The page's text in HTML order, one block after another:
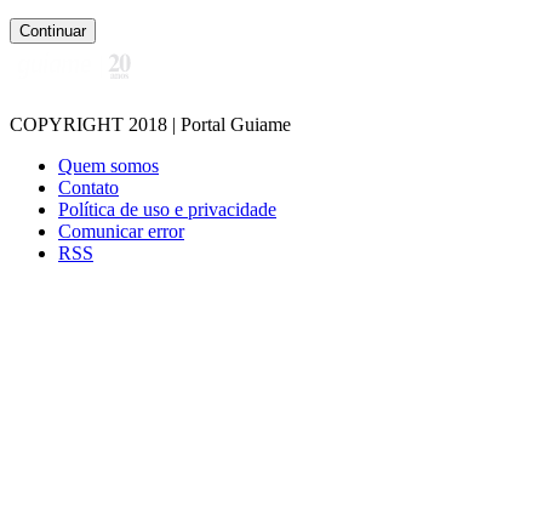
Continuar
COPYRIGHT 2018 | Portal Guiame
Quem somos
Contato
Política de uso e privacidade
Comunicar error
RSS